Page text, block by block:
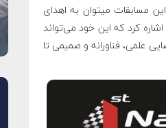
مسابقات میتوان به اهدای
کرد که این خود می‌تواند
علمی، فناورانه و صمیمی تا